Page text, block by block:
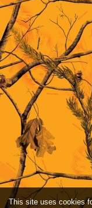
This site uses cookies